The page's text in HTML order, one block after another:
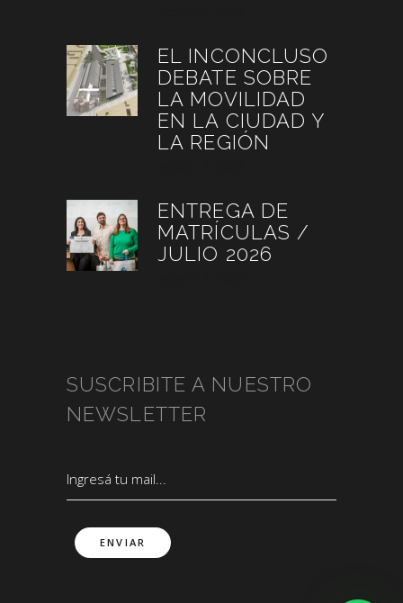
EL INCONCLUSO
DEBATE SOBRE
LA MOVILIDAD
EN LA CIUDAD Y
LA REGIÓN
ENTREGA DE
MATRÍCULAS /
JULIO 2026
SUSCRIBITE A NUESTRO
NEWSLETTER